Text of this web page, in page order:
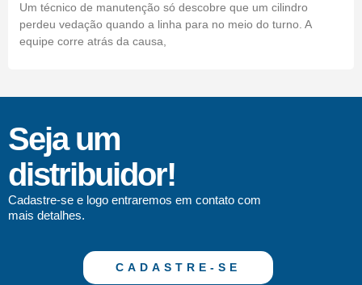
Um técnico de manutenção só descobre que um cilindro
perdeu vedação quando a linha para no meio do turno. A
equipe corre atrás da causa,
Seja um
distribuidor!
Cadastre-se e logo entraremos em contato com
mais detalhes.
CADASTRE-SE